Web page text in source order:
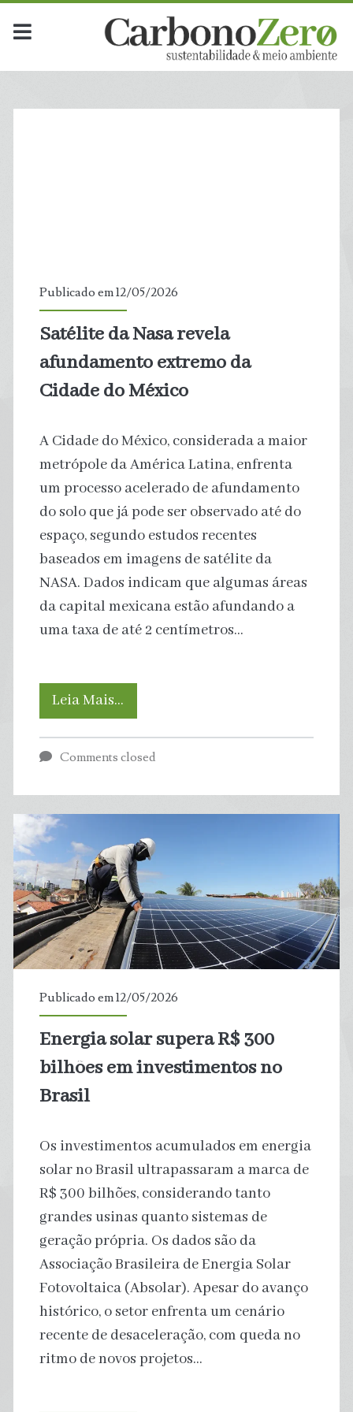
Dia:
2026</span>
Publicado em 12/05/2026
Satélite da Nasa revela
afundamento extremo da
Cidade do México
A Cidade do México, considerada a maior
metrópole da América Latina, enfrenta
um processo acelerado de afundamento
do solo que já pode ser observado até do
espaço, segundo estudos recentes
baseados em imagens de satélite da
NASA. Dados indicam que algumas áreas
da capital mexicana estão afundando a
uma taxa de até 2 centímetros…
Leia Mais…
da
afundamento
extremo
da
Cidade
México
Comments closed
Publicado em 12/05/2026
Energia solar supera R$ 300
bilhões em investimentos no
Brasil
Os investimentos acumulados em energia
solar no Brasil ultrapassaram a marca de
R$ 300 bilhões, considerando tanto
grandes usinas quanto sistemas de
geração própria. Os dados são da
Associação Brasileira de Energia Solar
Fotovoltaica (Absolar). Apesar do avanço
histórico, o setor enfrenta um cenário
recente de desaceleração, com queda no
ritmo de novos projetos…